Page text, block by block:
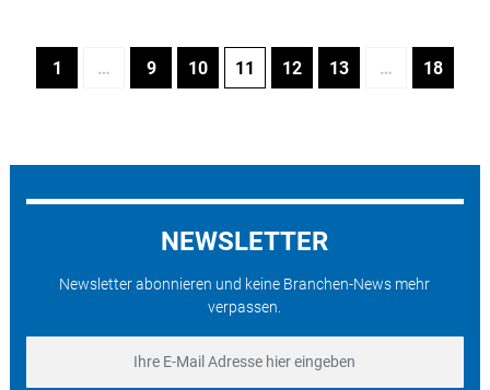
1 … 9 10 11 12 13 … 18
NEWSLETTER
Newsletter abonnieren und keine Branchen-News mehr
verpassen.